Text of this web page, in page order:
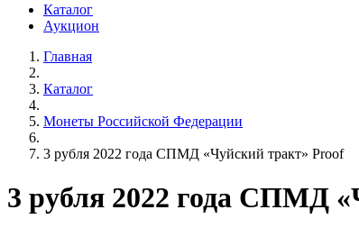
Каталог
Аукцион
Главная
Каталог
Монеты Российской Федерации
3 рубля 2022 года СПМД «Чуйский тракт» Proof
3 рубля 2022 года СПМД